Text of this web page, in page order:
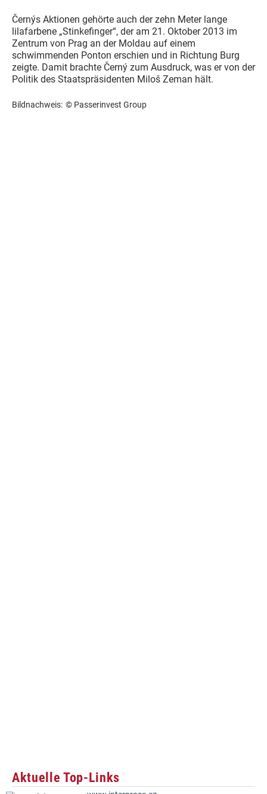
Černýs Aktionen gehörte auch der zehn Meter lange
lilafarbene „Stinkefinger“, der am 21. Oktober 2013 im
Zentrum von Prag an der Moldau auf einem
schwimmenden Ponton erschien und in Richtung Burg
zeigte. Damit brachte Černý zum Ausdruck, was er von der
Politik des Staatspräsidenten Miloš Zeman hält.
Bildnachweis: © Passerinvest Group
Aktuelle Top-Links